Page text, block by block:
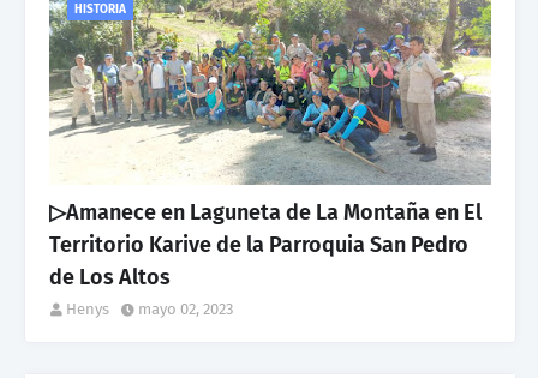
HISTORIA
▷Amanece en Laguneta de La Montaña en El
Territorio Karive de la Parroquia San Pedro
de Los Altos
Henys mayo 02, 2023